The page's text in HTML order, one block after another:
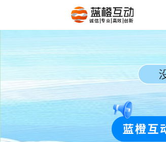
诚信|专业|高效|创新